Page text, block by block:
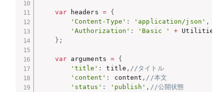
var headers =
{
'Content-Type' : 'application/json' ,
'Authorization' : 'Basic ' + Utilities
} ;
var arguments = {
'title' : title , //タイトル
'content' : content , //本文
'status' : 'publish' , //公開状態